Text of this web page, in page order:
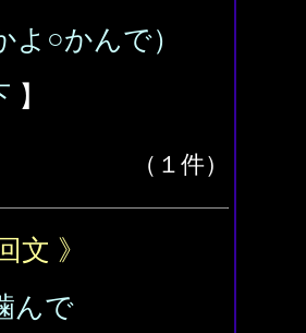
よ○かんで）
】
（１件）
文 》
んで